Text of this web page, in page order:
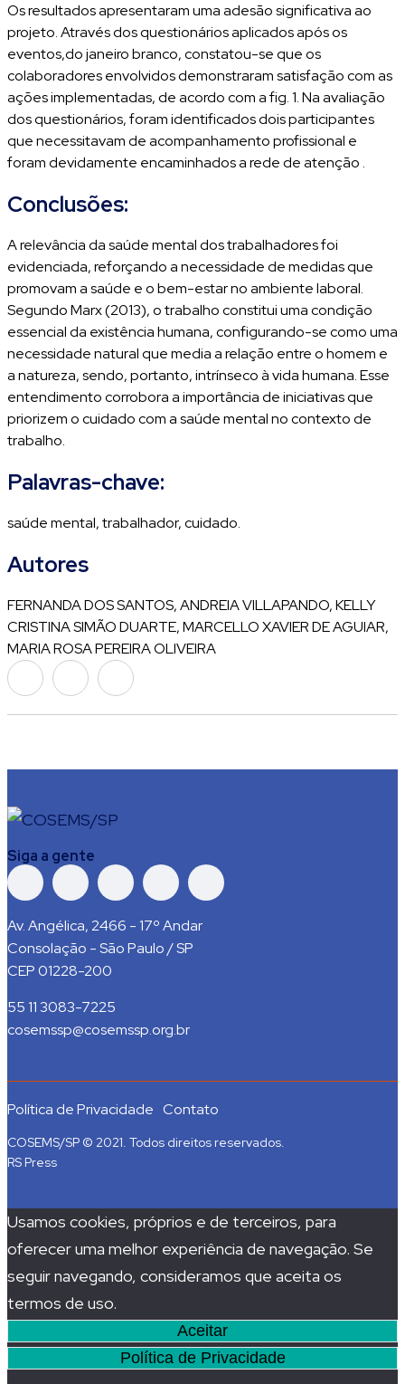
Os resultados apresentaram uma adesão significativa ao
projeto. Através dos questionários aplicados após os
eventos,do janeiro branco, constatou-se que os
colaboradores envolvidos demonstraram satisfação com as
ações implementadas, de acordo com a fig. 1. Na avaliação
dos questionários, foram identificados dois participantes
que necessitavam de acompanhamento profissional e
foram devidamente encaminhados a rede de atenção .
Conclusões:
A relevância da saúde mental dos trabalhadores foi
evidenciada, reforçando a necessidade de medidas que
promovam a saúde e o bem-estar no ambiente laboral.
Segundo Marx (2013), o trabalho constitui uma condição
essencial da existência humana, configurando-se como uma
necessidade natural que media a relação entre o homem e
a natureza, sendo, portanto, intrínseco à vida humana. Esse
entendimento corrobora a importância de iniciativas que
priorizem o cuidado com a saúde mental no contexto de
trabalho.
Palavras-chave:
saúde mental, trabalhador, cuidado.
Autores
FERNANDA DOS SANTOS, ANDREIA VILLAPANDO, KELLY
CRISTINA SIMÃO DUARTE, MARCELLO XAVIER DE AGUIAR,
MARIA ROSA PEREIRA OLIVEIRA
Siga a gente
Av. Angélica, 2466 - 17º Andar
Consolação - São Paulo / SP
CEP 01228-200
55 11 3083-7225
cosemssp@cosemssp.org.br
Política de Privacidade Contato
COSEMS/SP © 2021. Todos direitos reservados.
RS Press
Usamos cookies, próprios e de terceiros, para
oferecer uma melhor experiência de navegação. Se
seguir navegando, consideramos que aceita os
termos de uso.
Aceitar
Política de Privacidade